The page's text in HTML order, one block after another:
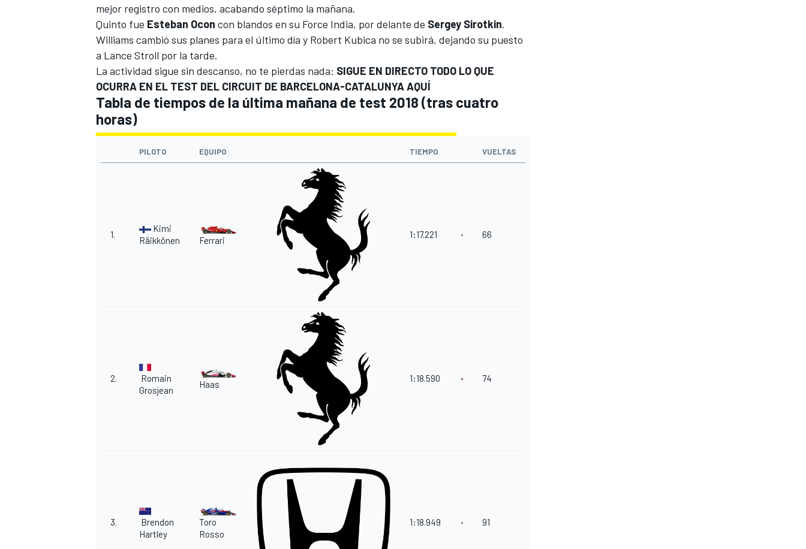
mejor registro con medios, acabando séptimo la mañana.
Quinto fue Esteban Ocon con blandos en su Force India, por delante de Sergey Sirotkin.
Williams cambió sus planes para el último día y Robert Kubica no se subirá, dejando su puesto
a Lance Stroll por la tarde.
La actividad sigue sin descanso, no te pierdas nada: SIGUE EN DIRECTO TODO LO QUE
OCURRA EN EL TEST DEL CIRCUIT DE BARCELONA-CATALUNYA AQUÍ
Tabla de tiempos de la última mañana de test 2018 (tras cuatro
horas)
PILOTO EQUIPO TIEMPO VUELTAS
1.
Kimi
Räikkönen
Ferrari
1:17.221 66
2.
Romain
Grosjean
Haas
1:18.590 74
3.
Brendon
Hartley
Toro
Rosso
1:18.949 91